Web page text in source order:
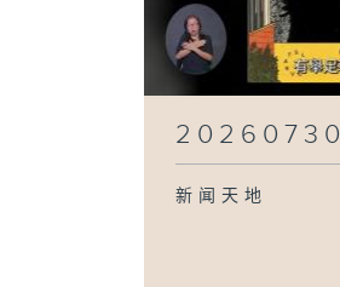
20260730
新闻天地